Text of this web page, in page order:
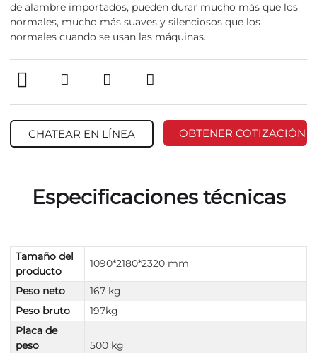
de alambre importados, pueden durar mucho más que los
normales, mucho más suaves y silenciosos que los
normales cuando se usan las máquinas.
CHATEAR EN LÍNEA OBTENER COTIZACIÓN
Especificaciones técnicas
Tamaño del
producto
1090*2180*2320 mm
Peso neto
167 kg
Peso bruto
197kg
Placa de
peso
500 kg